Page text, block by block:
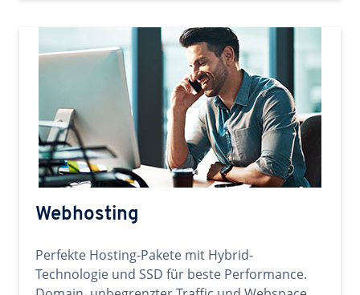
Webhosting
Perfekte Hosting-Pakete mit Hybrid-
Technologie und SSD für beste Performance.